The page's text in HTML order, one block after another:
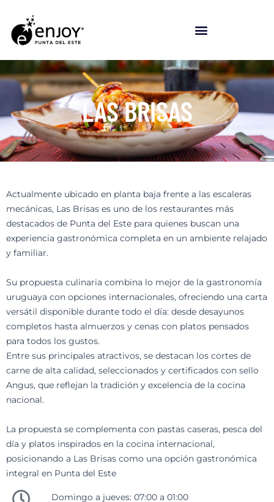
contenido
LAS BRISAS
Actualmente ubicado en planta baja frente a las escaleras
mecánicas, Las Brisas es uno de los restaurantes más
destacados de Punta del Este para quienes buscan una
experiencia gastronómica completa en un ambiente relajado
y familiar.
Su propuesta culinaria combina lo mejor de la gastronomía
uruguaya con opciones internacionales, ofreciendo una carta
versátil disponible durante todo el día: desde desayunos
completos hasta almuerzos y cenas con platos pensados
para todos los gustos.
Entre sus principales atractivos, se destacan los cortes de
carne de alta calidad, seleccionados y certificados con sello
Angus, que reflejan la tradición y excelencia de la cocina
nacional.
La propuesta se complementa con pastas caseras, pesca del
día y platos inspirados en la cocina internacional,
posicionando a Las Brisas como una opción gastronómica
integral en Punta del Este
Domingo a jueves: 07:00 a 01:00